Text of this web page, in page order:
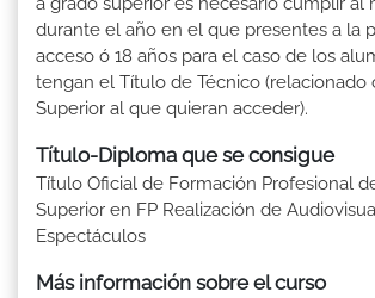
durante el año en el que presentes a la
acceso ó 18 años para el caso de los
tengan el Título de Técnico (relacionado
Superior al que quieran acceder).
Título-Diploma que se consigue
Título Oficial de Formación Profesional
Superior en FP Realización de
Espectáculos
Más información sobre el curso